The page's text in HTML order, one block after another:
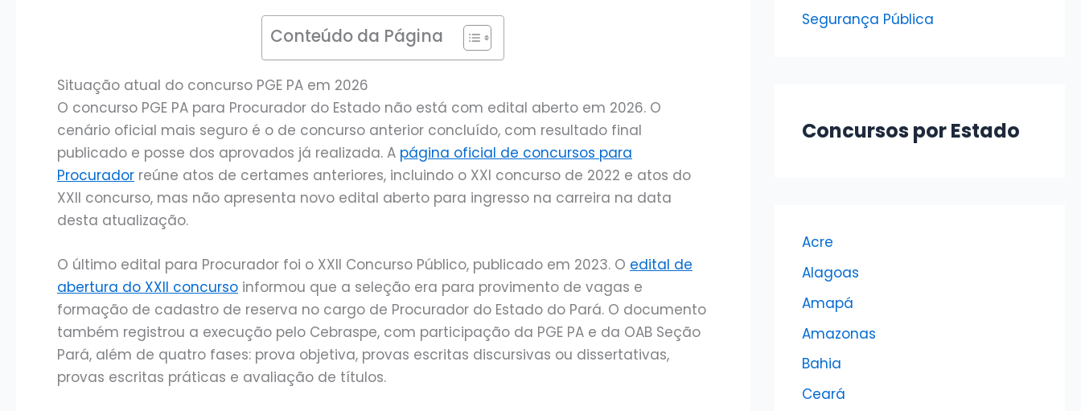
Conteúdo da Página
Situação atual do concurso PGE PA em 2026
O concurso PGE PA para Procurador do Estado não está com edital aberto em 2026. O
cenário oficial mais seguro é o de concurso anterior concluído, com resultado final
publicado e posse dos aprovados já realizada. A página oficial de concursos para
Procurador reúne atos de certames anteriores, incluindo o XXI concurso de 2022 e atos do
XXII concurso, mas não apresenta novo edital aberto para ingresso na carreira na data
desta atualização.
O último edital para Procurador foi o XXII Concurso Público, publicado em 2023. O edital de
abertura do XXII concurso informou que a seleção era para provimento de vagas e
formação de cadastro de reserva no cargo de Procurador do Estado do Pará. O documento
também registrou a execução pelo Cebraspe, com participação da PGE PA e da OAB Seção
Pará, além de quatro fases: prova objetiva, provas escritas discursivas ou dissertativas,
provas escritas práticas e avaliação de títulos.
Segurança Pública
Concursos por Estado
Acre
Alagoas
Amapá
Amazonas
Bahia
Ceará